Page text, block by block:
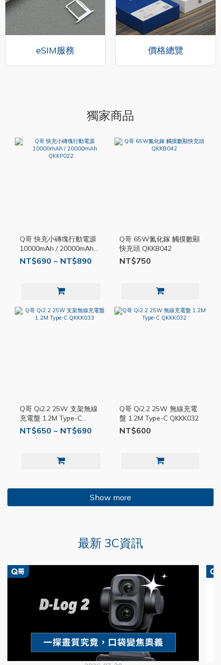
eSIM服務 價格總覽
獨家商品
Q哥 快充小磚塊行動電源
10000mAh / 20000mAh
QKKP022
NT$690 ~ NT$890
Q哥 65W氮化鎵 觸摸數顯
快充頭 QKKB042
NT$750
Q哥 Qi2.2 25W 支架無線
充電盤 1.2M Type-C
QKKK033
NT$650 ~ NT$690
Q哥 Qi2.2 25W 無線充電
盤 1.2M Type-C QKKK032
NT$600
Show more
最新 3C資訊